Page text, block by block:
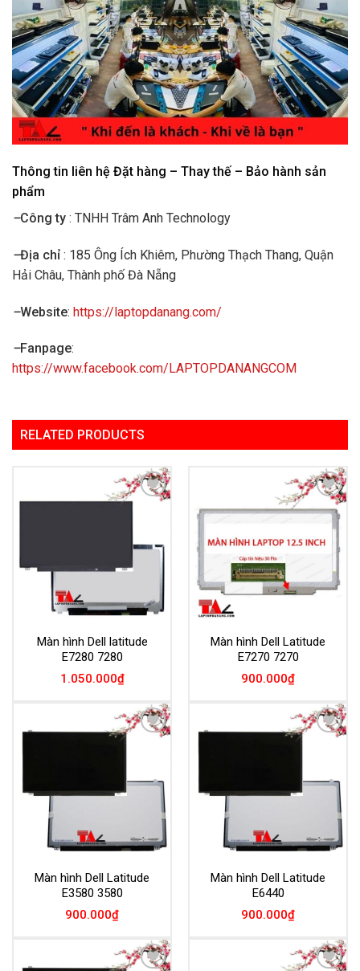
Thông tin liên hệ Đặt hàng – Thay thế – Bảo hành sản
phẩm
–Công ty : TNHH Trâm Anh Technology
–Địa chỉ : 185 Ông Ích Khiêm, Phường Thạch Thang, Quận
Hải Châu, Thành phố Đà Nẵng
–Website: https://laptopdanang.com/
–Fanpage:
https://www.facebook.com/LAPTOPDANANGCOM
RELATED PRODUCTS
Màn hình Dell latitude
E7280 7280
1.050.000₫
Add to
Wishlist
Màn hình Dell Latitude
E7270 7270
900.000₫
Màn hình Dell Latitude
E3580 3580
900.000₫
Màn hình Dell Latitude
E6440
900.000₫